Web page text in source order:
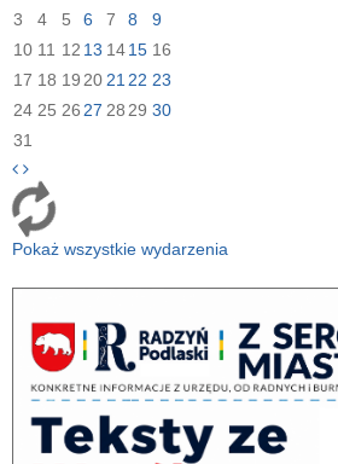
3
4 5 6 7 8
9
10 11 12 13 1415 16
17 18 19 20 21 22 23
24 25 26 27 28 29 30
31
Pokaż wszystkie wydarzenia